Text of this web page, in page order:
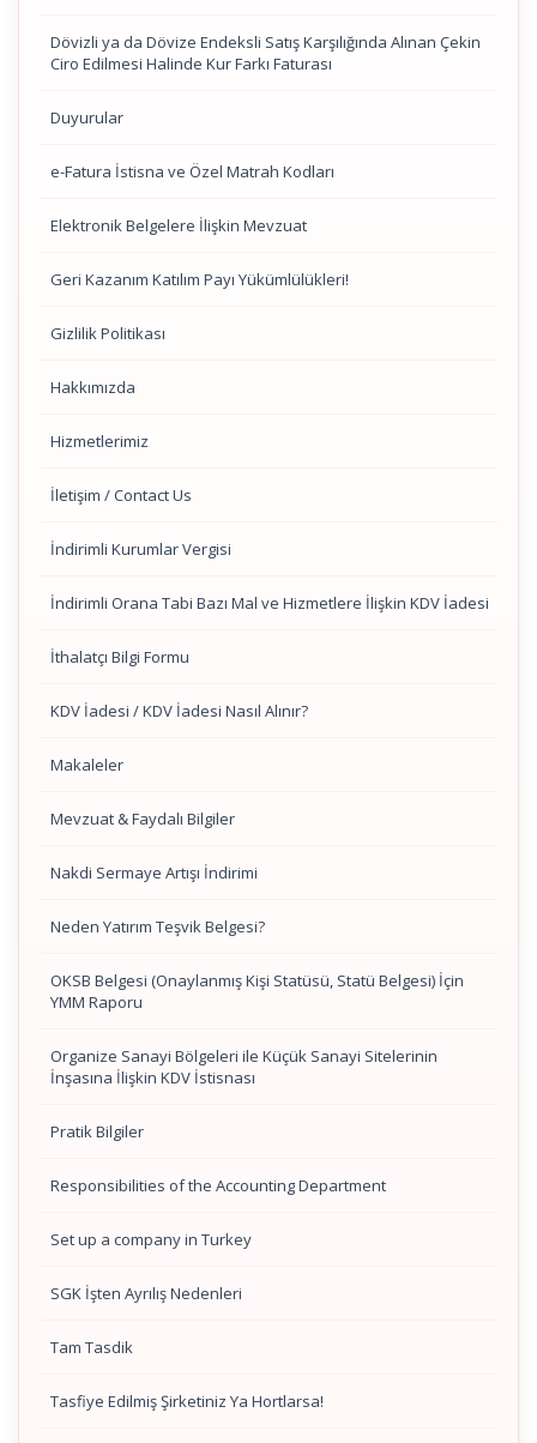
Dövizli ya da Dövize Endeksli Satış Karşılığında Alınan Çekin
Ciro Edilmesi Halinde Kur Farkı Faturası
Duyurular
e-Fatura İstisna ve Özel Matrah Kodları
Elektronik Belgelere İlişkin Mevzuat
Geri Kazanım Katılım Payı Yükümlülükleri!
Gizlilik Politikası
Hakkımızda
Hizmetlerimiz
İletişim / Contact Us
İndirimli Kurumlar Vergisi
İndirimli Orana Tabi Bazı Mal ve Hizmetlere İlişkin KDV İadesi
İthalatçı Bilgi Formu
KDV İadesi / KDV İadesi Nasıl Alınır?
Makaleler
Mevzuat & Faydalı Bilgiler
Nakdi Sermaye Artışı İndirimi
Neden Yatırım Teşvik Belgesi?
OKSB Belgesi (Onaylanmış Kişi Statüsü, Statü Belgesi) İçin
YMM Raporu
Organize Sanayi Bölgeleri ile Küçük Sanayi Sitelerinin
İnşasına İlişkin KDV İstisnası
Pratik Bilgiler
Responsibilities of the Accounting Department
Set up a company in Turkey
SGK İşten Ayrılış Nedenleri
Tam Tasdik
Tasfiye Edilmiş Şirketiniz Ya Hortlarsa!